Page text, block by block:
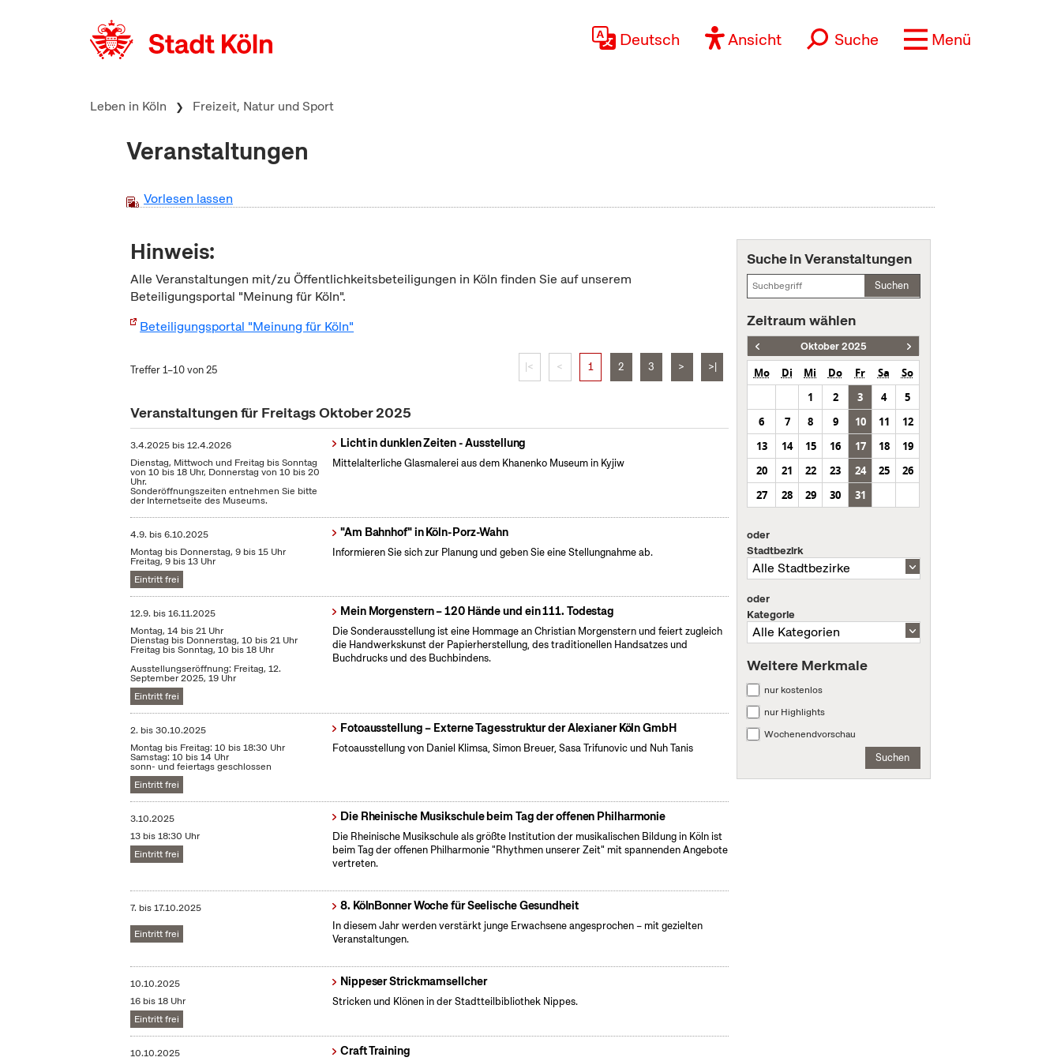
Deutsch Ansicht Suche Menü
Leben in Köln Freizeit, Natur und Sport
Veranstaltungen
Vorlesen lassen
Hinweis:
Alle Veranstaltungen mit/zu Öffentlichkeitsbeteiligungen in Köln finden Sie auf unserem
Beteiligungsportal "Meinung für Köln".
Beteiligungsportal "Meinung für Köln"
Treffer 1–10 von 25 |< < 1 2 3 > >|
Veranstaltungen für Freitags Oktober 2025
3.4.2025 bis12.4.2026
Dienstag, Mittwoch und Freitag bis Sonntag
von 10 bis 18 Uhr, Donnerstag von 10 bis 20
Uhr.
Sonderöffnungszeiten entnehmen Sie bitte
der Internetseite des Museums.
Licht in dunklen Zeiten - Ausstellung
Mittelalterliche Glasmalerei aus dem Khanenko Museum in Kyjiw
4.9. bis6.10.2025
Montag bis Donnerstag, 9 bis 15 Uhr
Freitag, 9 bis 13 Uhr
Eintritt frei
"Am Bahnhof" in Köln-Porz-Wahn
Informieren Sie sich zur Planung und geben Sie eine Stellungnahme ab.
12.9. bis16.11.2025
Montag, 14 bis 21 Uhr
Dienstag bis Donnerstag, 10 bis 21 Uhr
Freitag bis Sonntag, 10 bis 18 Uhr
Ausstellungseröffnung: Freitag, 12.
September 2025, 19 Uhr
Eintritt frei
Mein Morgenstern – 120 Hände und ein 111. Todestag
Die Sonderausstellung ist eine Hommage an Christian Morgenstern und feiert zugleich
die Handwerkskunst der Papierherstellung, des traditionellen Handsatzes und
Buchdrucks und des Buchbindens.
2. bis30.10.2025
Montag bis Freitag: 10 bis 18:30 Uhr
Samstag: 10 bis 14 Uhr
sonn- und feiertags geschlossen
Eintritt frei
Fotoausstellung – Externe Tagesstruktur der Alexianer Köln GmbH
Fotoausstellung von Daniel Klimsa, Simon Breuer, Sasa Trifunovic und Nuh Tanis
3.10.2025
13 bis 18:30 Uhr
Eintritt frei
Die Rheinische Musikschule beim Tag der offenen Philharmonie
Die Rheinische Musikschule als größte Institution der musikalischen Bildung in Köln ist
beim Tag der offenen Philharmonie "Rhythmen unserer Zeit" mit spannenden Angebote
vertreten.
7. bis17.10.2025
Eintritt frei
8. KölnBonner Woche für Seelische Gesundheit
In diesem Jahr werden verstärkt junge Erwachsene angesprochen – mit gezielten
Veranstaltungen.
10.10.2025
16 bis 18 Uhr
Eintritt frei
Nippeser Strickmamsellcher
Stricken und Klönen in der Stadtteilbibliothek Nippes.
10.10.2025 Craft Training
Suche in Veranstaltungen
Suchen
Zeitraum wählen
Oktober 2025
Mo Di Mi Do Fr Sa
So
1
2 3 4
5
6
7 8 9 10 11
12
13
14 15 16 17 18
19
20
21 22 23 24 25
26
27
28 29 30 31
oder
Stadtbezirk
oder
Kategorie
Weitere Merkmale
nur kostenlos
nur Highlights
Wochenendvorschau
Suchen